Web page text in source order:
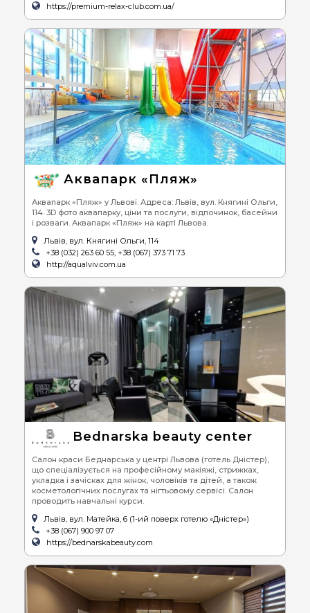
https://premium-relax-club.com.ua/
Аквапарк «Пляж»
Аквапарк «Пляж» у Львові. Адреса: Львів, вул. Княгині Ольги,
114. 3D фото аквапарку, ціни та послуги, відпочинок, басейни
і розваги. Аквапарк «Пляж» на карті Львова.
Львів, вул. Княгині Ольги, 114
+38 (032) 263 60 55, +38 (067) 373 71 73
http://aqualviv.com.ua
Bednarska beauty center
Салон краси Беднарська у центрі Львова (готель Дністер),
що спеціалізується на професійному макіяжі, стрижках,
укладка і зачісках для жінок, чоловіків та дітей, а також
косметологічних послугах та нігтьовому сервісі. Салон
проводить навчальні курси.
Львів, вул. Матейка, 6 (1-ий поверх готелю «Дністер»)
+38 (067) 900 97 07
https://bednarskabeauty.com